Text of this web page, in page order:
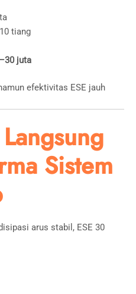
tiang
juta
efektivitas ESE jauh
Sistem
arus stabil, ESE 30